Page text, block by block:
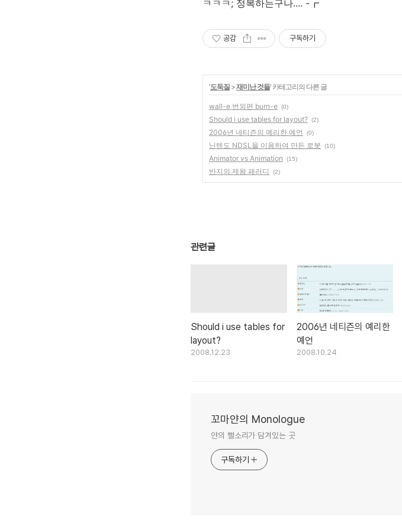
ㅋㅋㅋ; 정복하는구나.... -┏
공감 구독하기
'도둑질 >재미난 것들' 카테고리의 다른 글
wall-e 번외편 burn-e (0)
Should i use tables for layout? (2)
2006년 네티즌의 예리한 예언 (0)
닌텐도 NDSL을 이용하여 만든 로봇 (10)
Animator vs Animation (15)
반지의 제왕 패러디 (2)
관련글
Should i use tables for
layout?
2008.12.23
2006년 네티즌의 예리한
예언
2008.10.24
꼬마얀의 Monologue
얀의 뻘소리가 담겨있는 곳
구독하기